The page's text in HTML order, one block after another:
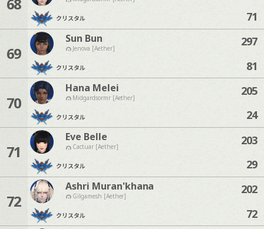
68
クリスタル
71
69
Sun Bun
Jenova [Aether]
クリスタル
297
81
70
Hana Melei
Midgardsormr [Aether]
クリスタル
205
24
71
Eve Belle
Cactuar [Aether]
クリスタル
203
29
72
Ashri Muran'khana
Gilgamesh [Aether]
クリスタル
202
72